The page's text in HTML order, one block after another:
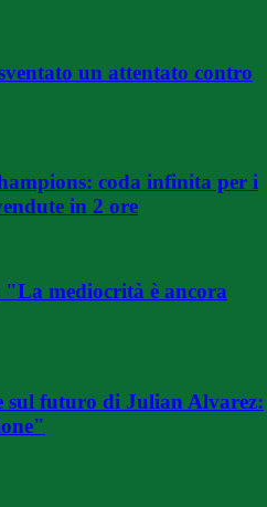
un attentato contro
coda infinita per i
in 2 ore
mediocrità è ancora
sul futuro di Julian Alvarez: